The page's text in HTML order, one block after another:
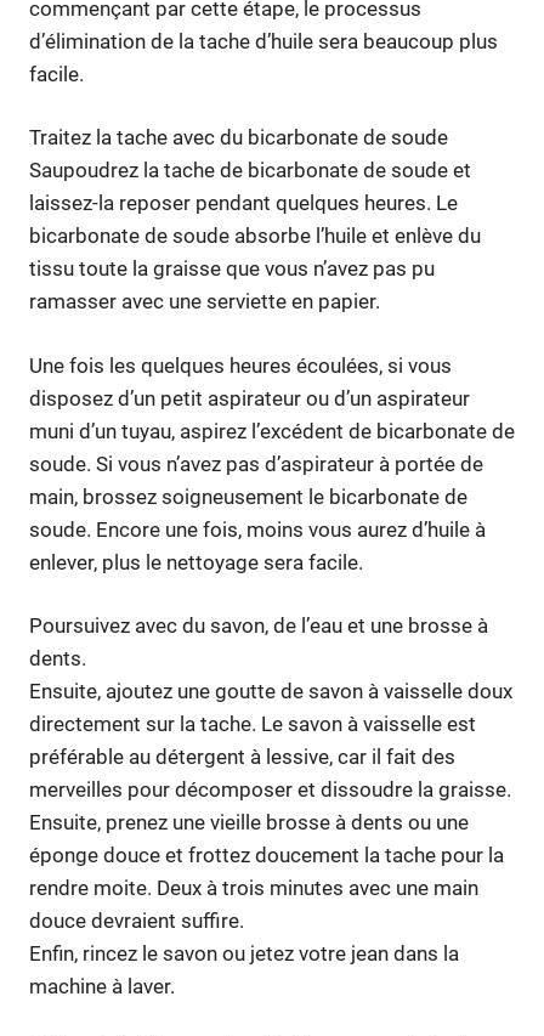
commençant par cette étape, le processus
d’élimination de la tache d’huile sera beaucoup plus
facile.
Traitez la tache avec du bicarbonate de soude
Saupoudrez la tache de bicarbonate de soude et
laissez-la reposer pendant quelques heures. Le
bicarbonate de soude absorbe l’huile et enlève du
tissu toute la graisse que vous n’avez pas pu
ramasser avec une serviette en papier.
Une fois les quelques heures écoulées, si vous
disposez d’un petit aspirateur ou d’un aspirateur
muni d’un tuyau, aspirez l’excédent de bicarbonate de
soude. Si vous n’avez pas d’aspirateur à portée de
main, brossez soigneusement le bicarbonate de
soude. Encore une fois, moins vous aurez d’huile à
enlever, plus le nettoyage sera facile.
Poursuivez avec du savon, de l’eau et une brosse à
dents.
Ensuite, ajoutez une goutte de savon à vaisselle doux
directement sur la tache. Le savon à vaisselle est
préférable au détergent à lessive, car il fait des
merveilles pour décomposer et dissoudre la graisse.
Ensuite, prenez une vieille brosse à dents ou une
éponge douce et frottez doucement la tache pour la
rendre moite. Deux à trois minutes avec une main
douce devraient suffire.
Enfin, rincez le savon ou jetez votre jean dans la
machine à laver.